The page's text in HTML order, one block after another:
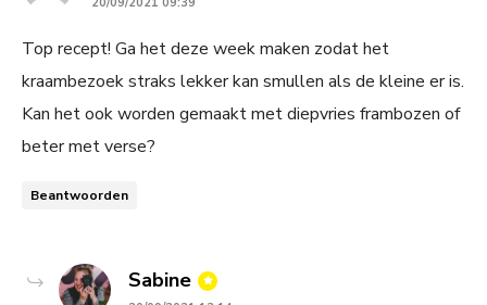
Top recept! Ga het deze week maken zodat het
kraambezoek straks lekker kan smullen als de kleine er is.
Kan het ook worden gemaakt met diepvries frambozen of
beter met verse?
Beantwoorden
Sabine says: